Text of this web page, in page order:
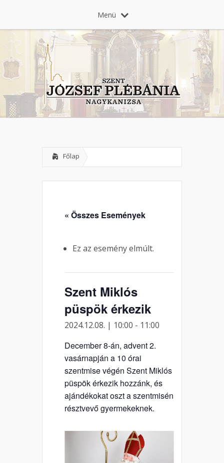
Menü
Főlap
« Összes Események
Ez az esemény elmúlt.
Szent Miklós
püspök érkezik
2024.12.08. | 10:00 - 11:00
December 8-án, advent 2.
vasárnapján a 10 órai
szentmise végén Szent Miklós
püspök érkezik hozzánk, és
ajándékokat oszt a szentmisén
résztvevő gyermekeknek.